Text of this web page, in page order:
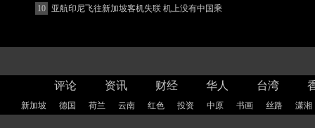
(图)
10
亚航印尼飞往新加坡客机失联 机上没有中国乘
评论 资讯 财经 华人 台湾
新加坡 德国 荷兰 云南 红色 投资 中原 书画 丝路 潇湘